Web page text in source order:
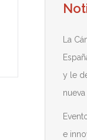
La
y le
nueva
e